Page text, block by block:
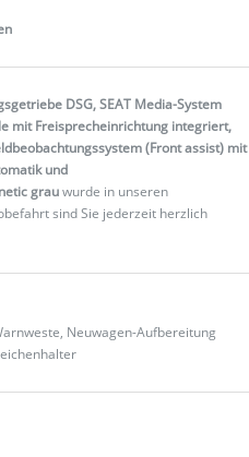
DSG, SEAT Media-System
mit Freisprecheinrichtung integriert,
(Front assist) mit
und
grauwurde in unseren
sind Sie jederzeit herzlich
Neuwagen-Aufbereitung